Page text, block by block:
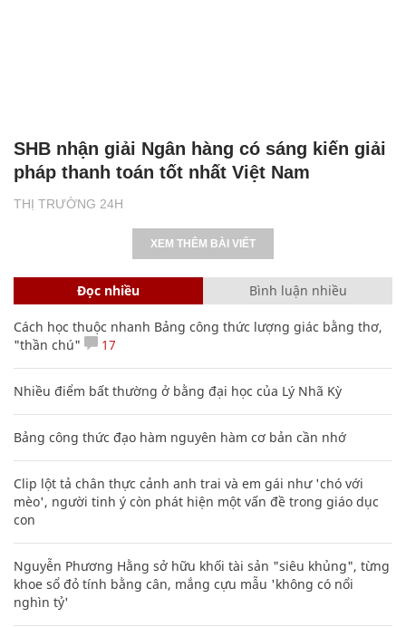
THỊ TRƯỜNG 24H
SHB nhận giải Ngân hàng có sáng kiến giải
pháp thanh toán tốt nhất Việt Nam
XEM THÊM BÀI VIẾT
Đọc nhiều Bình luận nhiều
Cách học thuộc nhanh Bảng công thức lượng giác bằng thơ,
"thần chú"
17
Nhiều điểm bất thường ở bằng đại học của Lý Nhã Kỳ
Bảng công thức đạo hàm nguyên hàm cơ bản cần nhớ
Clip lột tả chân thực cảnh anh trai và em gái như 'chó với
mèo', người tinh ý còn phát hiện một vấn đề trong giáo dục
con
Nguyễn Phương Hằng sở hữu khối tài sản "siêu khủng", từng
khoe sổ đỏ tính bằng cân, mắng cựu mẫu 'không có nổi
nghìn tỷ'